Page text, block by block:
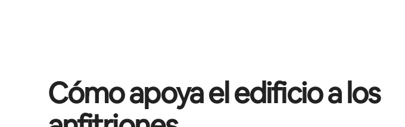
Cómo apoya el edificio a los